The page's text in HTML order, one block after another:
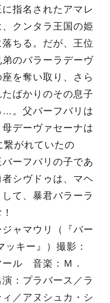
指名されたアマレ
クンタラ王国の姫
ちる。だが、王位
のバラーラデーヴ
を奪い取り、さら
ばかりのその息子
…。父バーフバリは
デーヴァセーナは
がれていたの
ーフバリの子であ
シヴドゥは、マヘ
て、暴君バラーラ
ャマウリ（『バー
キー』）撮影：
ール 音楽：Ｍ．
：プラバース／ラ
／アヌシュカ・シ